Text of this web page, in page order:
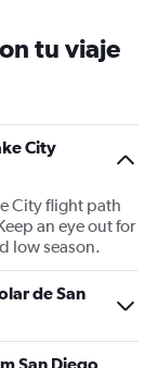
tu viaje
City
City flight path
an eye out for
low season.
de San
San Diego